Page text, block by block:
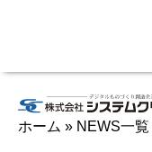
ホーム » NEWS一覧